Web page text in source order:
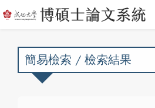
簡易檢索 / 檢索結果